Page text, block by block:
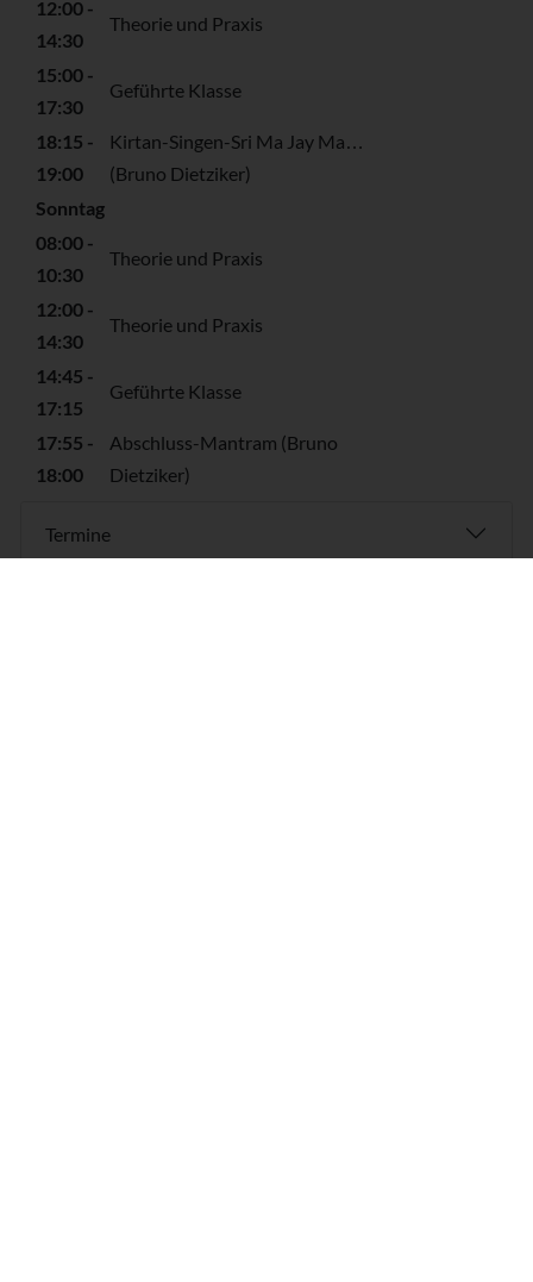
12:00 -
14:30
Theorie und Praxis
15:00 -
17:30
Geführte Klasse
18:15 -
19:00
Kirtan-Singen-Sri Ma Jay Ma…
(Bruno Dietziker)
Sonntag
08:00 -
10:30
Theorie und Praxis
12:00 -
14:30
Theorie und Praxis
14:45 -
17:15
Geführte Klasse
17:55 -
18:00
Abschluss-Mantram (Bruno
Dietziker)
Termine